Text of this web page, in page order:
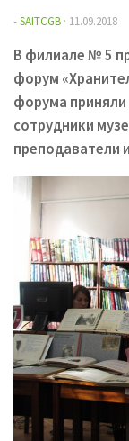
-SAITCGB · 11.09.2018
В филиале № 5
форум
форума приняли
сотрудники
преподаватели